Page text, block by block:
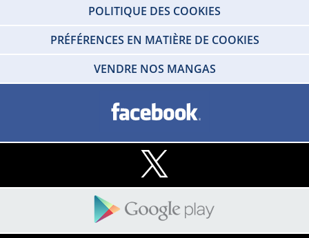
POLITIQUE DES COOKIES
PRÉFÉRENCES EN MATIÈRE DE COOKIES
VENDRE NOS MANGAS